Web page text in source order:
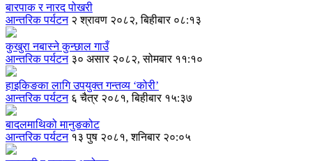
बारपाक र नारद पोखरी
आन्तरिक पर्यटन २ श्रावण २०८२, बिहीबार ०८:१३
कुखुरा नबास्ने कुन्छाल गाउँ
आन्तरिक पर्यटन ३० असार २०८२, सोमबार ११:१०
हाइकिङका लागि उपयुक्त गन्तव्य ‘कोरी’
आन्तरिक पर्यटन ६ चैत्र २०८१, बिहीबार १५:३७
बादलमाथिको मानुङकोट
आन्तरिक पर्यटन १३ पुष २०८१, शनिबार २०:०५